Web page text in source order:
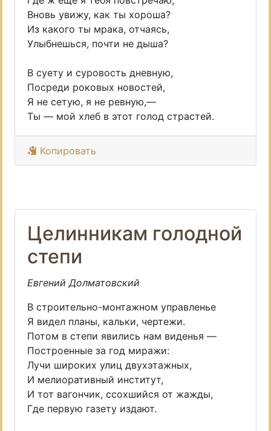
Вновь увижу, как ты хороша?
Из какого ты мрака, отчаясь,
Улыбнешься, почти не дыша?
В суету и суровость дневную,
Посреди роковых новостей,
Я не сетую, я не ревную,—
Ты — мой хлеб в этот голод страстей.
Копировать
Целинникам голодной
степи
Евгений Долматовский
В строительно-монтажном управленье
Я видел планы, кальки, чертежи.
Потом в степи явились нам виденья —
Построенные за год миражи:
Лучи широких улиц двухэтажных,
И мелиоративный институт,
И тот вагончик, ссохшийся от жажды,
Где первую газету издают.